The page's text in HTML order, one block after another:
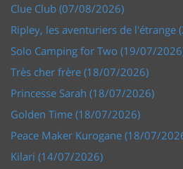
Clue Club (07/08/2026)
Ripley, les aventuriers de l'étrange
Solo Camping for Two (19/07/
Très cher frère (18/07/2026)
Princesse Sarah (18/07/2026)
Golden Time (18/07/2026)
Peace Maker Kurogane (18/07/
Kilari (14/07/2026)